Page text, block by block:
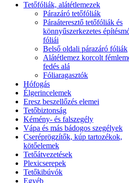
Tetőfóliák, alátétlemezek
Párazáró tetőfóliák
Páraáteresztő tetőfóliák és
könnyűszerkezetes
fóliái
Belső oldali párazáró fóliák
Alátétlemez korcolt
fedés alá
Fóliaragasztók
Hófogás
Élgerincelemek
Eresz beszellőzés elemei
Tetőbiztonság
Kémény- és falszegély
Vápa és más bádogos szegélyek
Cseréprögzítők, kúp tartozékok,
kötőelemek
Tetőátvezetések
Plexicserepek
Tetőkibúvók
Egyéb